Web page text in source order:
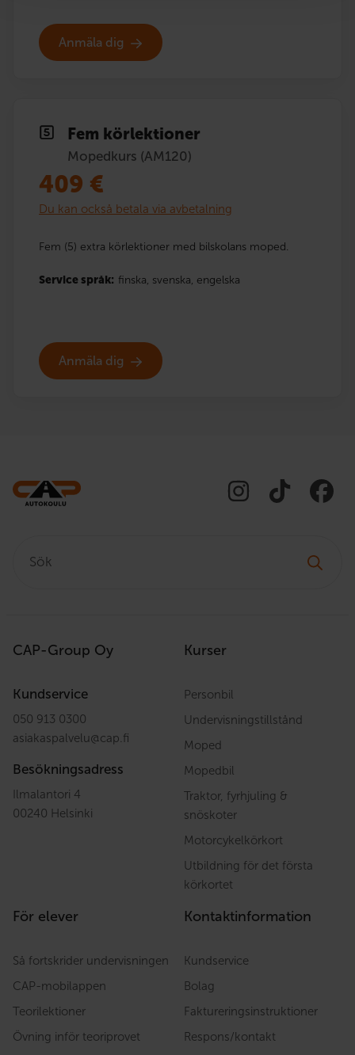
Anmäla dig
Fem körlektioner
Mopedkurs (AM120)
409 €
Du kan också betala via avbetalning
Fem (5) extra körlektioner med bilskolans moped.
Service språk: finska, svenska, engelska
Anmäla dig
CAP-Group Oy
Kundservice
050 913 0300
asiakaspalvelu@cap.fi
Besökningsadress
Ilmalantori 4
00240 Helsinki
Kurser
Personbil
Undervisningstillstånd
Moped
Mopedbil
Traktor, fyrhjuling &
snöskoter
Motorcykelkörkort
Utbildning för det första
körkortet
För elever
Så fortskrider undervisningen
CAP-mobilappen
Teorilektioner
Övning inför teoriprovet
Kontaktinformation
Kundservice
Bolag
Faktureringsinstruktioner
Respons/kontakt